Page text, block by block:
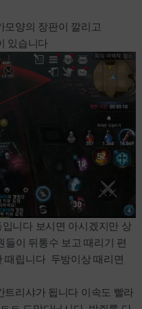
양의 장판이 깔리고
있습니다
니다 보시면 아시겠지만 상
이 뒤통수 보고 때리기 편
때립니다 두방이상 때리면
트리샤가 됩니다 이속도 빨라